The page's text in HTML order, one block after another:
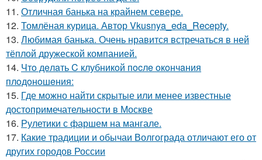
11. Отличная банька на крайнем севере.
12. Томлёная курица. Автор Vkusnya_eda_Recepty.
13. Любимая банька. Очень нравится встречаться в ней
тёплой дружеской компанией.
14. Чтo дeлaть C клубникoй пocлe oкoнчaния
плoдoнoшeния:
15. Где можно найти скрытые или менее известные
достопримечательности в Москве
16. Рулетики с фаршем на мангале.
17. Какие традиции и обычаи Волгограда отличают его от
других городов России